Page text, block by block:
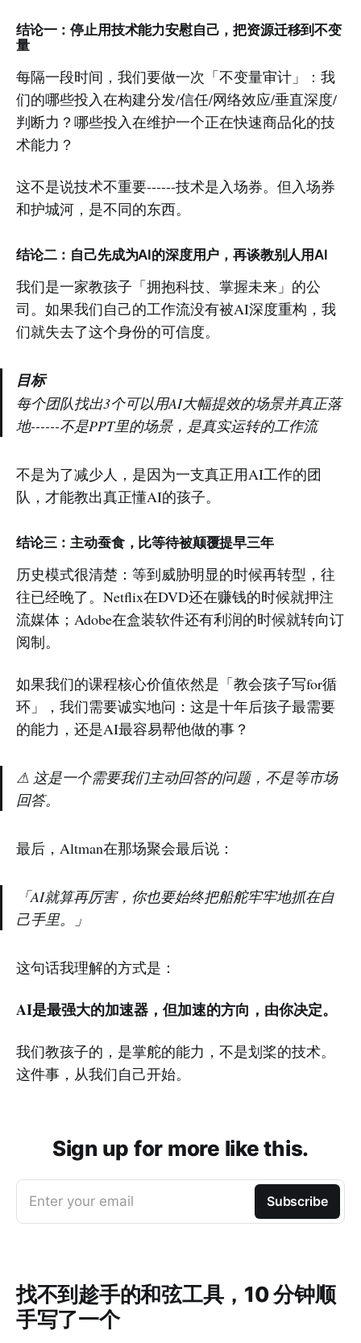
结论一：停止用技术能力安慰自己，把资源迁移到不变
量
每隔一段时间，我们要做一次「不变量审计」：我
们的哪些投入在构建分发/信任/网络效应/垂直深度/
判断力？哪些投入在维护一个正在快速商品化的技
术能力？
这不是说技术不重要------技术是入场券。但入场券
和护城河，是不同的东西。
结论二：自己先成为AI的深度用户，再谈教别人用AI
我们是一家教孩子「拥抱科技、掌握未来」的公
司。如果我们自己的工作流没有被AI深度重构，我
们就失去了这个身份的可信度。
目标
每个团队找出3个可以用AI大幅提效的场景并真正落
地------不是PPT里的场景，是真实运转的工作流
不是为了减少人，是因为一支真正用AI工作的团
队，才能教出真正懂AI的孩子。
结论三：主动蚕食，比等待被颠覆提早三年
历史模式很清楚：等到威胁明显的时候再转型，往
往已经晚了。Netflix在DVD还在赚钱的时候就押注
流媒体；Adobe在盒装软件还有利润的时候就转向订
阅制。
如果我们的课程核心价值依然是「教会孩子写for循
环」，我们需要诚实地问：这是十年后孩子最需要
的能力，还是AI最容易帮他做的事？
⚠ 这是一个需要我们主动回答的问题，不是等市场
回答。
最后，Altman在那场聚会最后说：
「AI就算再厉害，你也要始终把船舵牢牢地抓在自
己手里。」
这句话我理解的方式是：
AI是最强大的加速器，但加速的方向，由你决定。
我们教孩子的，是掌舵的能力，不是划桨的技术。
这件事，从我们自己开始。
Sign up for more like this.
Enter your email Subscribe
找不到趁手的和弦工具，10 分钟顺
手写了一个